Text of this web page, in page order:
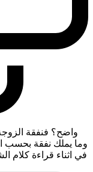
واضح؟ فنفقة
وما يملك نفقة بحسب
في اثناء قراءة كلام